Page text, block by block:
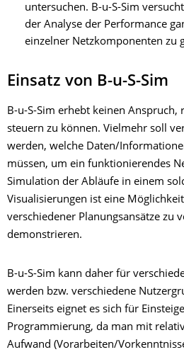
untersuchen. B-u-S-Sim
der Analyse der Performance
einzelner Netzkomponenten zu
Einsatz von B-u-S-Sim
B-u-S-Sim erhebt keinen Anspruch,
steuern zu können. Vielmehr soll
werden, welche Daten/
müssen, um ein funktionierendes
Simulation der Abläufe in einem
Visualisierungen ist eine
verschiedener Planungsansätze zu
demonstrieren.
B-u-S-Sim kann daher für
werden bzw. verschiedene
Einerseits eignet es sich für
Programmierung, da man mit
Aufwand (Vorarbeiten/